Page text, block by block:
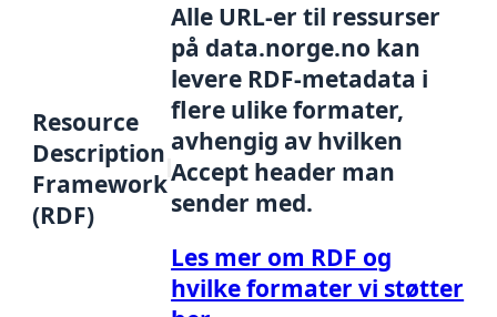
Resource
Description
Framework
(RDF)
Alle URL-er til ressurser
på data.norge.no kan
levere RDF-metadata i
flere ulike formater,
avhengig av hvilken
Accept header man
sender med.
Les mer om RDF og
hvilke formater vi støtter